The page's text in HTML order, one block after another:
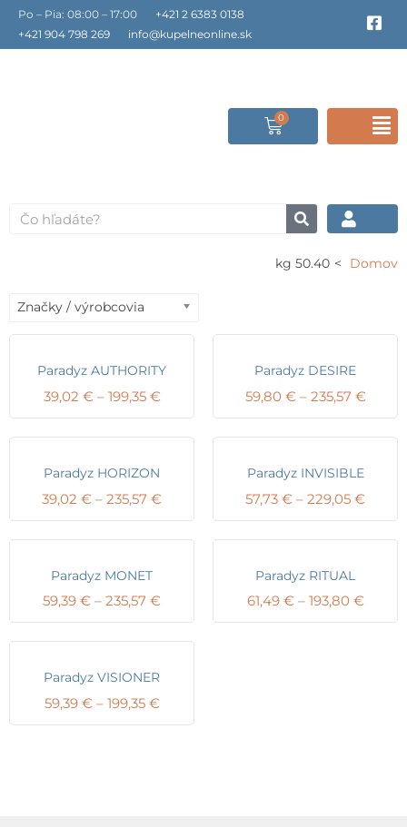
Preskočiť
Po – Pia: 08:00 – 17:00
+421 2 6383 0138
+421 904 798 269
info@kupelneonline.sk
F
a
c
o
k
-
r
0
Cart
Vyhľadať
Domov
50.40 kg
Značky / výrobcovia
Paradyz AUTHORITY
39,02 € – 199,35 €Price
range:
39,02 €
Paradyz DESIRE
59,80 € – 235,57 €Price
range:
59,80
Paradyz HORIZON
39,02 € – 235,57 €
range:
39,02 €
Paradyz INVISIBLE
57,73 € – 229,05 €
range:
57,73
Paradyz MONET
59,39 € – 235,57 €
range:
59,39 €
Paradyz RITUAL
61,49 € – 193,80 €Price
range:
Paradyz VISIONER
59,39 € – 199,35 €Price
range: